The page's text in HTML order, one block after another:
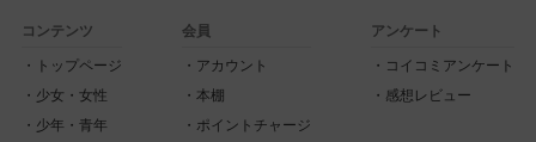
コンテンツ
トップページ
少女・女性
少年・青年
会員
アカウント
本棚
ポイントチャージ
アンケート
コイコミアンケート
感想レビュー